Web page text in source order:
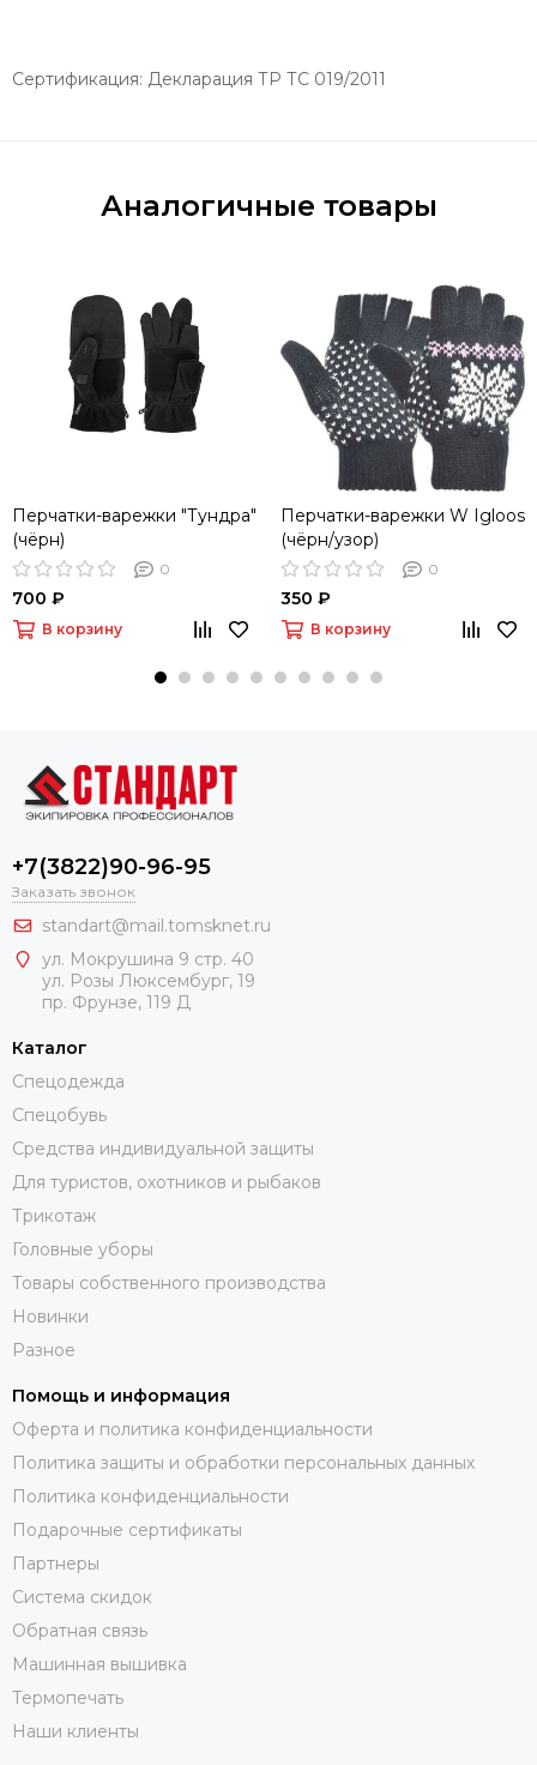
Сертификация: Декларация ТР ТС 019/2011
Аналогичные товары
Перчатки-варежки "Тундра"
(чёрн)
0
700 ₽
В корзину
Перчатки-варежки W Igloos
(чёрн/узор)
0
350 ₽
В корзину
+7(3822)90-96-95
Заказать звонок
standart@mail.tomsknet.ru
ул. Мокрушина 9 стр. 40
ул. Розы Люксембург, 19
пр. Фрунзе, 119 Д
Каталог
Спецодежда
Спецобувь
Средства индивидуальной защиты
Для туристов, охотников и рыбаков
Трикотаж
Головные уборы
Товары собственного производства
Новинки
Разное
Помощь и информация
Оферта и политика конфиденциальности
Политика защиты и обработки персональных данных
Политика конфиденциальности
Подарочные сертификаты
Партнеры
Система скидок
Обратная связь
Машинная вышивка
Термопечать
Наши клиенты